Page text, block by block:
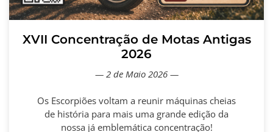
XVII Concentração de Motas Antigas
2026
— 2 de Maio 2026 —
Os Escorpiões voltam a reunir máquinas cheias
de história para mais uma grande edição da
nossa já emblemática concentração!